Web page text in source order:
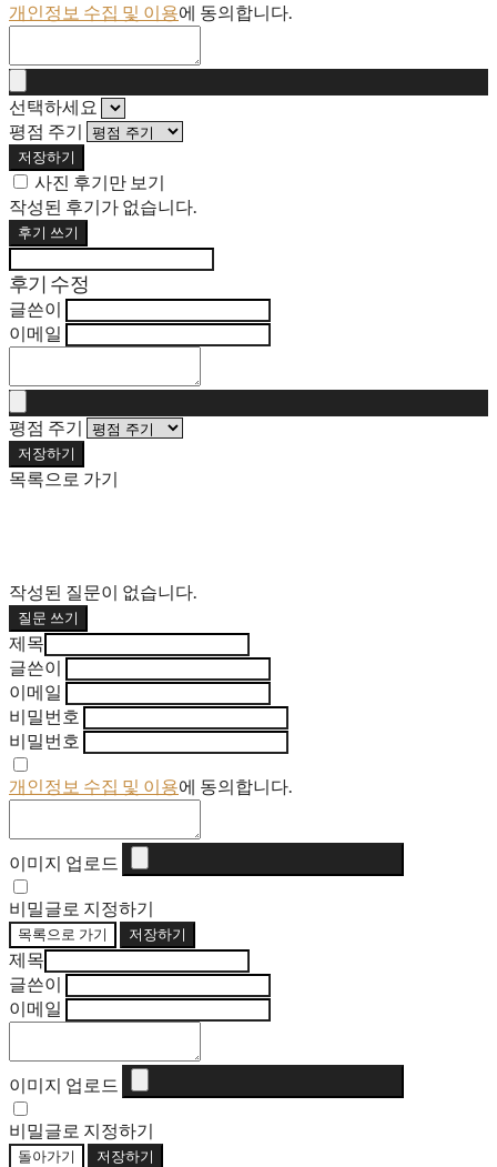
개인정보 수집 및 이용에 동의합니다.
선택하세요
평점 주기
저장하기
사진 후기만 보기
작성된 후기가 없습니다.
후기 쓰기
후기 수정
글쓴이
이메일
평점 주기
저장하기
목록으로 가기
작성된 질문이 없습니다.
질문 쓰기
제목
글쓴이
이메일
비밀번호
비밀번호
개인정보 수집 및 이용에 동의합니다.
이미지 업로드
비밀글로 지정하기
목록으로 가기 저장하기
제목
글쓴이
이메일
이미지 업로드
비밀글로 지정하기
돌아가기 저장하기